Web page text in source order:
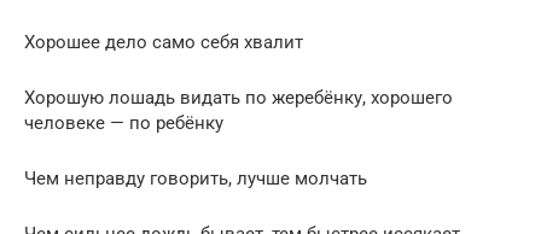
Хорошее дело само себя хвалит
Хорошую лошадь видать по жеребёнку, хорошего
человеке — по ребёнку
Чем неправду говорить, лучше молчать